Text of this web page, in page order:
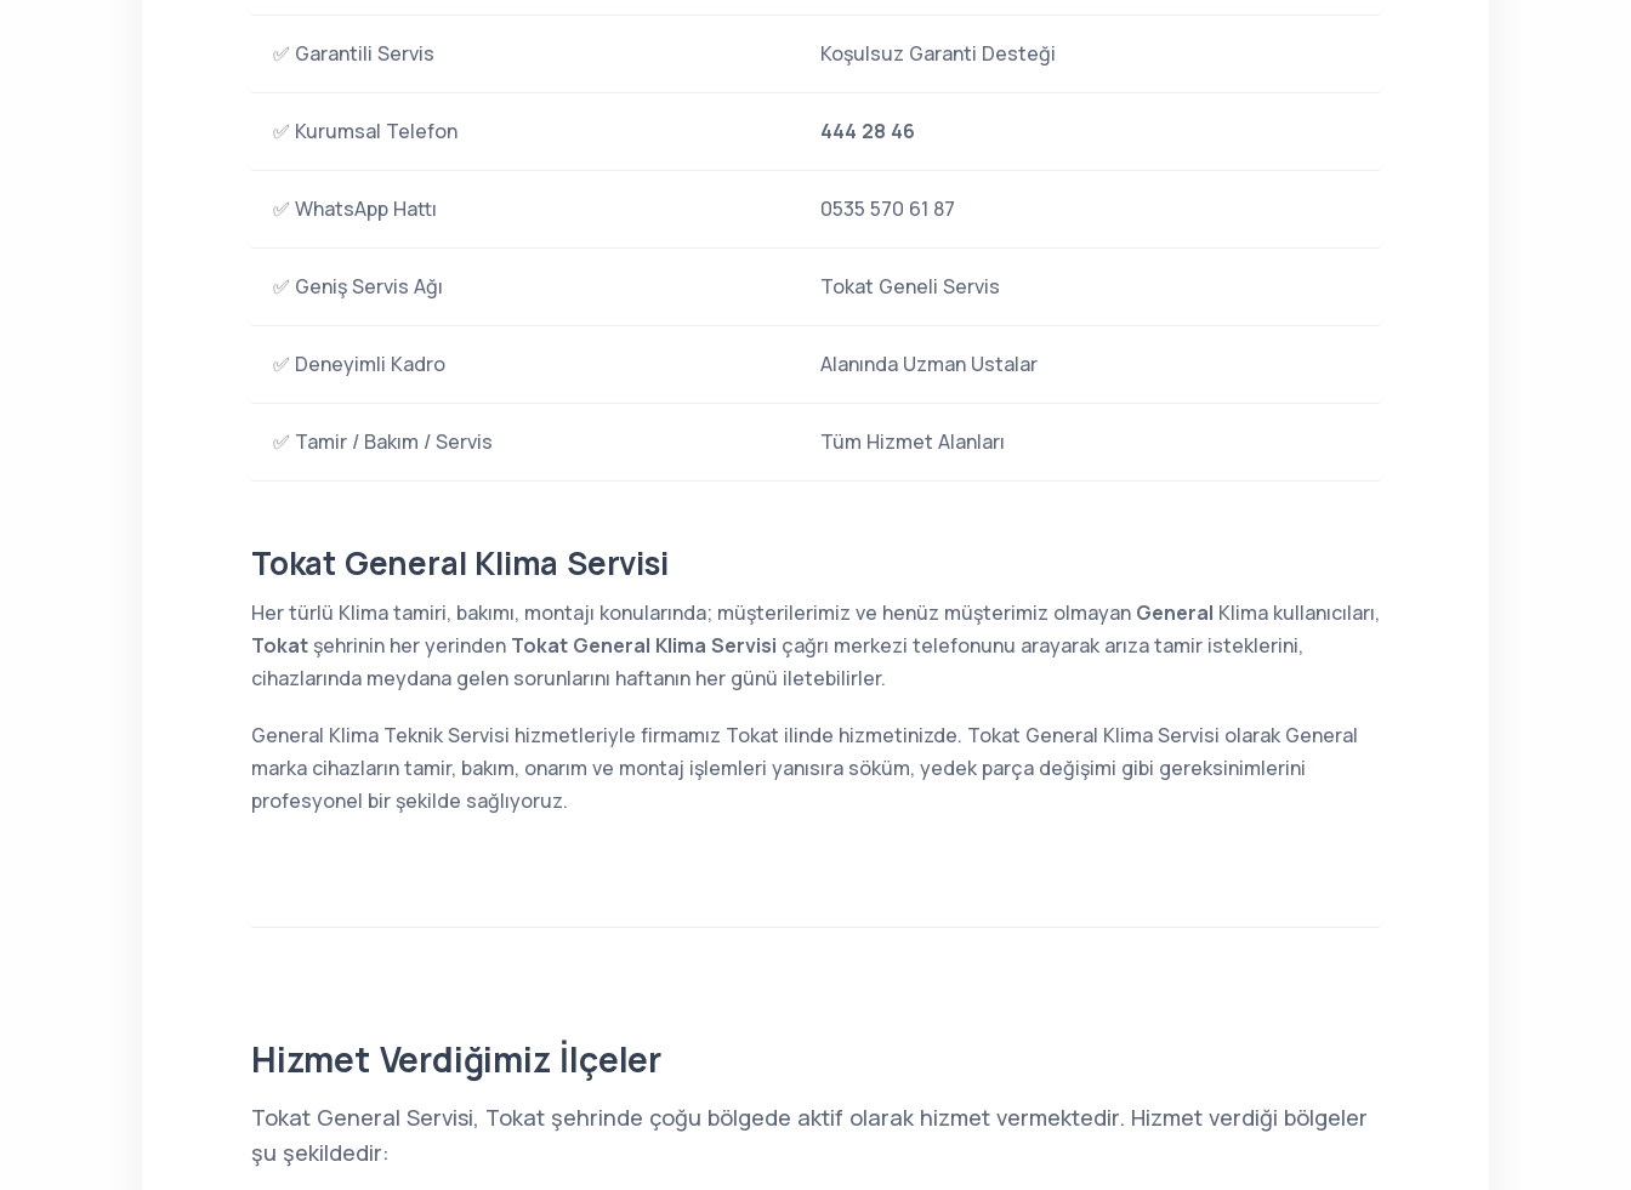
✅ Garantili Servis Koşulsuz Garanti Desteği
✅ Kurumsal Telefon 444 28 46
✅ WhatsApp Hattı 0535 570 61 87
✅ Geniş Servis Ağı Tokat Geneli Servis
✅ Deneyimli Kadro Alanında Uzman Ustalar
✅ Tamir / Bakım / Servis Tüm Hizmet Alanları
Tokat General Klima Servisi
Her türlü Klima tamiri, bakımı, montajı konularında; müşterilerimiz ve henüz müşterimiz olmayan General Klima kullanıcıları,
Tokat şehrinin her yerinden Tokat General Klima Servisi çağrı merkezi telefonunu arayarak arıza tamir isteklerini,
cihazlarında meydana gelen sorunlarını haftanın her günü iletebilirler.
General Klima Teknik Servisi hizmetleriyle firmamız Tokat ilinde hizmetinizde. Tokat General Klima Servisi olarak General
marka cihazların tamir, bakım, onarım ve montaj işlemleri yanısıra söküm, yedek parça değişimi gibi gereksinimlerini
profesyonel bir şekilde sağlıyoruz.
Hizmet Verdiğimiz İlçeler
Tokat General Servisi, Tokat şehrinde çoğu bölgede aktif olarak hizmet vermektedir. Hizmet verdiği bölgeler
şu şekildedir: